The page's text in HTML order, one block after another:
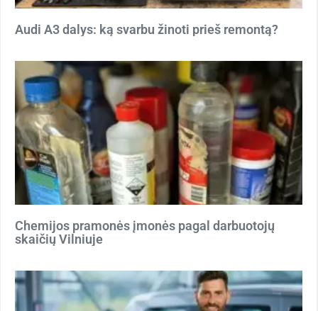
Audi A3 dalys: ką svarbu žinoti prieš remontą?
Chemijos pramonės įmonės pagal darbuotojų
skaičių Vilniuje